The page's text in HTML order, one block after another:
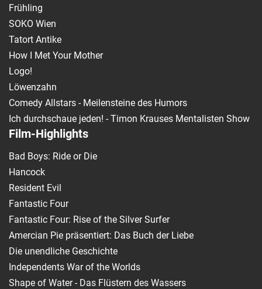
Frühling
SOKO Wien
Tatort Antike
How I Met Your Mother
Logo!
Löwenzahn
Comedy Allstars - Meilensteine des Humors
Ich durchschaue jeden! - Timon Krauses Mentalisten Show
Film-Highlights
Bad Boys: Ride or Die
Hancock
Resident Evil
Fantastic Four
Fantastic Four: Rise of the Silver Surfer
Amercian Pie präsentiert: Das Buch der Liebe
Die unendliche Geschichte
Independents War of the Worlds
Shape of Water - Das Flüstern des Wassers